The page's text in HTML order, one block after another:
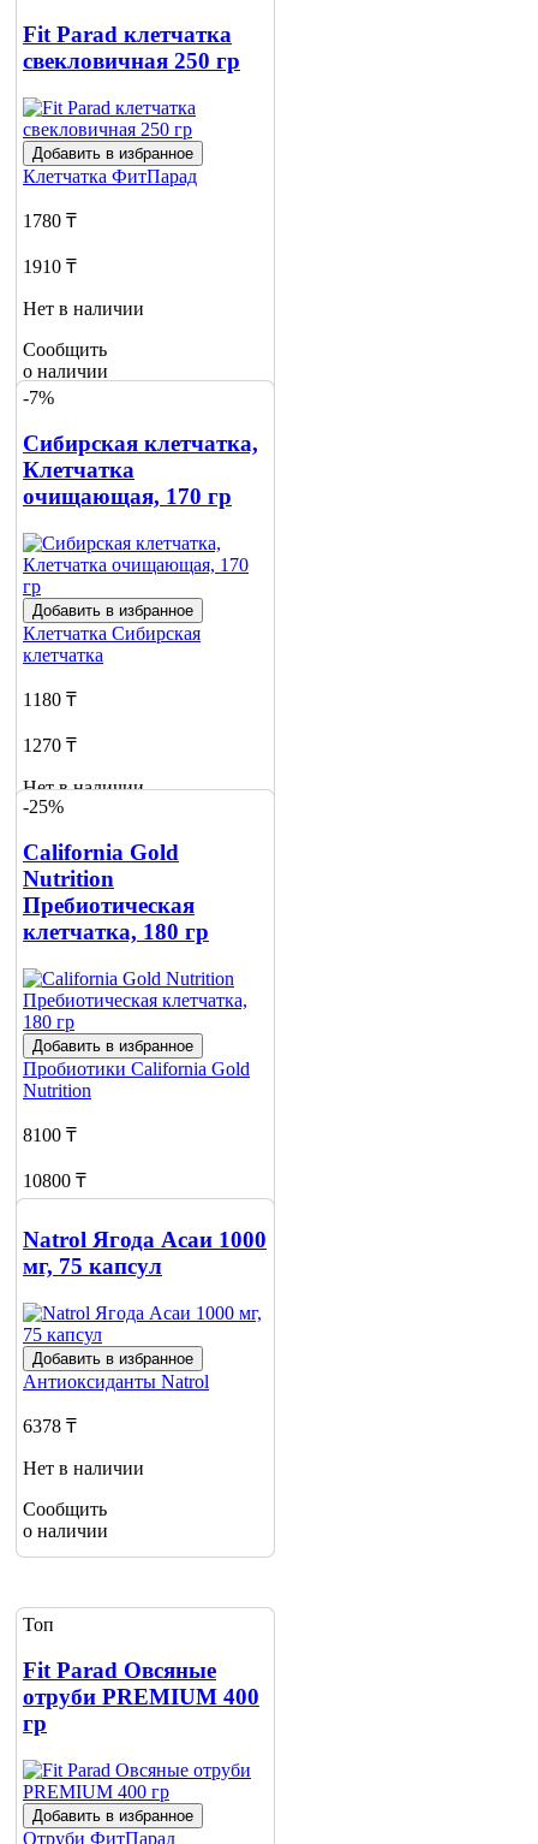
о наличии
Fit Parad клетчатка
свекловичная 250 гр
Добавить в избранное
Клетчатка ФитПарад
1780 ₸
1910 ₸
Нет в наличии
Сообщить
о наличии
-7%
Сибирская клетчатка,
Клетчатка
очищающая, 170 гр
Добавить в избранное
Клетчатка Сибирская
клетчатка
1180 ₸
1270 ₸
Нет в наличии
о наличии
-25%
California Gold
Nutrition
Пребиотическая
клетчатка, 180 гр
Добавить в избранное
Пробиотики California Gold
Nutrition
8100 ₸
10800 ₸
Сообщить
Natrol Ягода Асаи 1000
мг, 75 капсул
Добавить в избранное
Антиоксиданты Natrol
6378 ₸
Нет в наличии
Сообщить
о наличии
Топ
Fit Parad Овсяные
отруби PREMIUM 400
гр
Добавить в избранное
Отруби ФитПарад